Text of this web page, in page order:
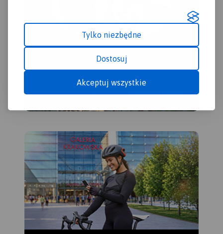
Tylko niezbędne
Dostosuj
Akceptuj wszystkie